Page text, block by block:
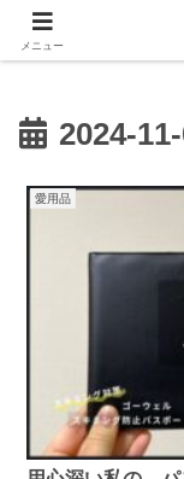
新
2024-
愛用品
メニュー